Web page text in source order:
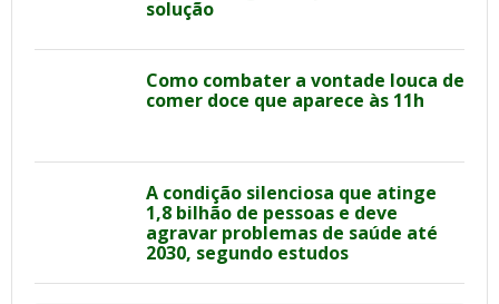
solução
Como combater a vontade louca de
comer doce que aparece às 11h
A condição silenciosa que atinge
1,8 bilhão de pessoas e deve
agravar problemas de saúde até
2030, segundo estudos